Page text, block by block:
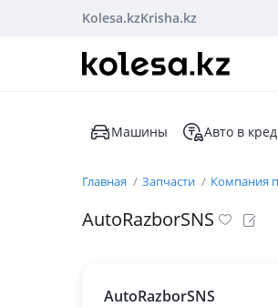
Kolesa.kzKrisha.kz
Машины Авто в
Главная Запчасти Компания
AutoRazborSNS
AutoRazborSNS